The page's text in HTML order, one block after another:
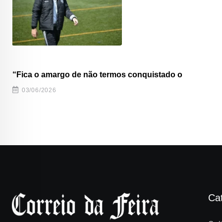
“Fica o amargo de não termos conquistado o
03/06/2026